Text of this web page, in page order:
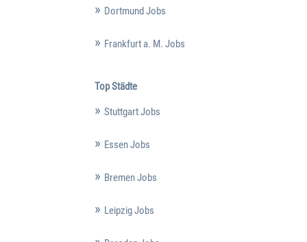
Dortmund Jobs
Frankfurt a. M. Jobs
Top Städte
Stuttgart Jobs
Essen Jobs
Bremen Jobs
Leipzig Jobs